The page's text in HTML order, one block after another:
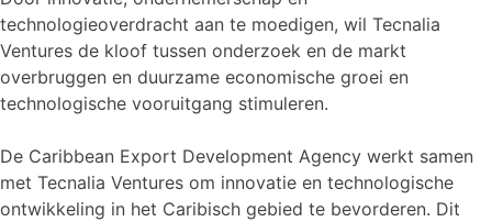
technologieoverdracht aan te moedigen, wil Tecnalia
Ventures de kloof tussen onderzoek en de markt
overbruggen en duurzame economische groei en
technologische vooruitgang stimuleren.
De Caribbean Export Development Agency werkt samen
met Tecnalia Ventures om innovatie en technologische
ontwikkeling in het Caribisch gebied te bevorderen. Dit